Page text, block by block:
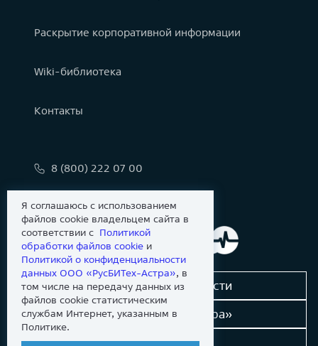
Раскрытие корпоративной информации
Wiki-библиотека
Контакты
8 (800) 222 07 00
Сообщить об уязвимости
Новости «Группы Астра»
Dev-портал
Я соглашаюсь с использованием
файлов cookie владельцем сайта в
соответствии с Политикой
обработки файлов сookie и
Политикой о конфиденциальности
данных ООО «РусБИТех-Астра», в
том числе на передачу данных из
файлов cookie статистическим
службам Интернет, указанным в
Политике.